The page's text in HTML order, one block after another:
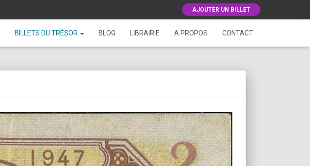
AJOUTER UN BILLET
BILLETS DU TRÉSOR BLOG LIBRAIRIE A PROPOS CONTACT